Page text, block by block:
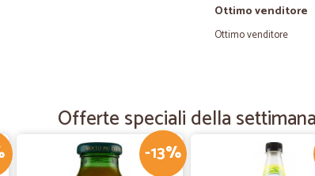
Ottimo venditore
Ottimo venditore
Bravi economici e
Bravi economici e
Offerte speciali della settimana
-13%